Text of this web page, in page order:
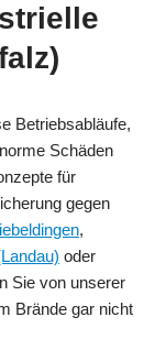
Betriebsabläufe,
Schäden
für
gegen
,
oder
Sie von unserer
Brände gar nicht